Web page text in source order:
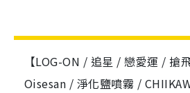
【LOG-ON / 追星 / 戀愛運 / 搶
Oisesan / 淨化鹽噴霧 /